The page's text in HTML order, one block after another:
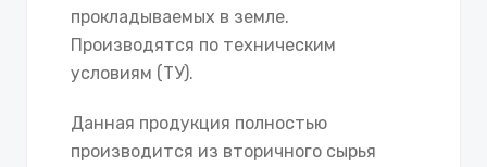
прокладываемых в земле.
Производятся по техническим
условиям (ТУ).
Данная продукция полностью
производится из вторичного сырья